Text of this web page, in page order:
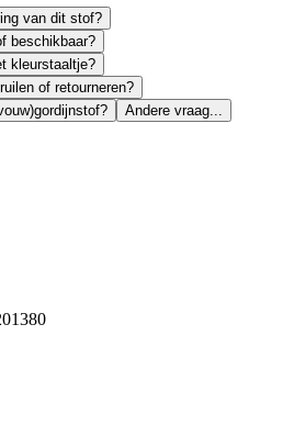
van dit stof?
beschikbaar?
kleurstaaltje?
of retourneren?
Andere vraag...